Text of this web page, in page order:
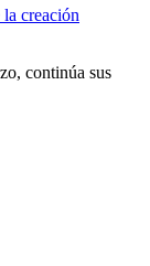
creación
continúa sus